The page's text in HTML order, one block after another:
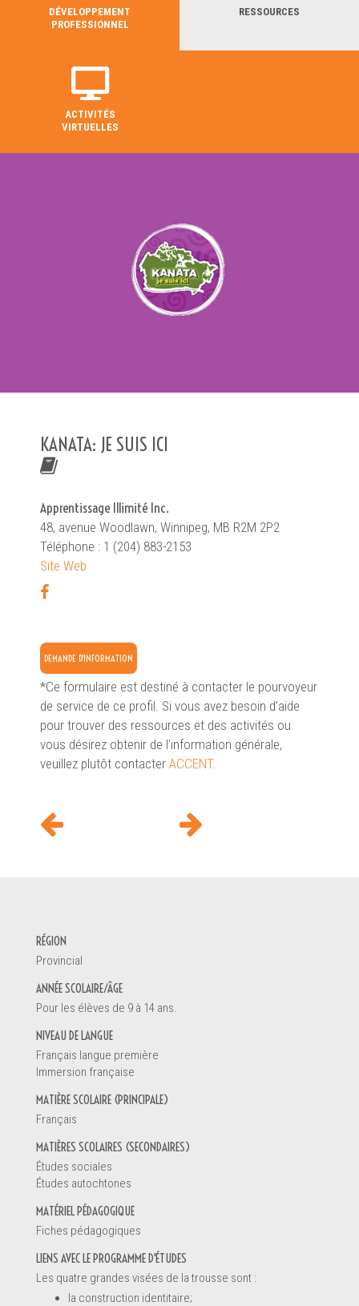
DÉVELOPPEMENT
PROFESSIONNEL
RESSOURCES
ACTIVITÉS
VIRTUELLES
KANATA: JE SUIS ICI
Apprentissage Illimité Inc.
48, avenue Woodlawn, Winnipeg, MB R2M 2P2
Téléphone : 1 (204) 883-2153
Site Web
DEMANDE D'INFORMATION
*Ce formulaire est destiné à contacter le pourvoyeur
de service de ce profil. Si vous avez besoin d'aide
pour trouver des ressources et des activités ou
vous désirez obtenir de l'information générale,
veuillez plutôt contacter ACCENT.
Votre nom *
Une direction d'école
Un parent
Un étudiant
Autre
Renseignements
RÉGION
Provincial
ANNÉE SCOLAIRE/ÂGE
Pour les élèves de 9 à 14 ans.
NIVEAU DE LANGUE
Français langue première
Immersion française
MATIÈRE SCOLAIRE (PRINCIPALE)
Français
MATIÈRES SCOLAIRES (SECONDAIRES)
Études sociales
Études autochtones
MATÉRIEL PÉDAGOGIQUE
Fiches pédagogiques
LIENS AVEC LE PROGRAMME D'ÉTUDES
Les quatre grandes visées de la trousse sont :
la construction identitaire;